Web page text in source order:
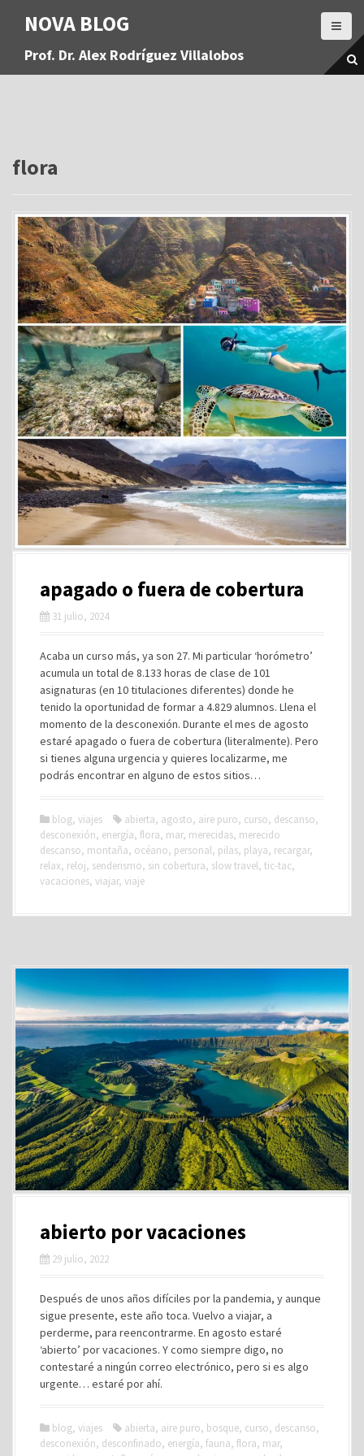
a
NOVA BLOG
Prof. Dr. Alex Rodríguez Villalobos
flora
apagado o fuera de cobertura
31 julio, 2024
Acaba un curso más, ya son 27. Mi particular ‘horómetro’
acumula un total de 8.133 horas de clase de 101
asignaturas (en 10 titulaciones diferentes) donde he
tenido la oportunidad de formar a 4.829 alumnos. Llena el
momento de la desconexión. Durante el mes de agosto
estaré apagado o fuera de cobertura (literalmente). Pero
si tienes alguna urgencia y quieres localizarme, me
podrás encontrar en alguno de estos sitios…
blog, viajes abierta, agosto, aire puro, curso, descanso,
desconexión, energía, flora, mar, merecidas, merecido
descanso, montaña, océano, personal, pilas, playa, recargar,
relax, reloj, senderismo, sin cobertura, slow travel, tic-tac,
vacaciones, viajar, viaje
abierto por vacaciones
29 julio, 2022
Después de unos años difíciles por la pandemia, y aunque
sigue presente, este año toca. Vuelvo a viajar, a
perderme, para reencontrarme. En agosto estaré
‘abierto’ por vacaciones. Y como siempre digo, no
contestaré a ningún correo electrónico, pero si es algo
urgente… estaré por ahí.
blog, viajes abierta, aire puro, bosque, curso, descanso,
desconexión, desconfinado, energía, fauna, flora, mar,